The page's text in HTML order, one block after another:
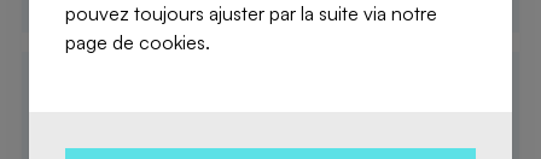
pouvez toujours ajuster par la suite via notre
page de cookies.